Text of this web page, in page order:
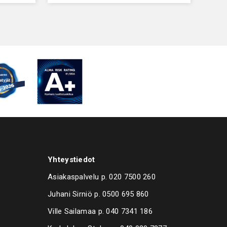
Yhteystiedot
Asiakaspalvelu p.020 7500 260
Juhani Sirniö p.0500 695 860
Ville Sailamaa p.040 7341 186